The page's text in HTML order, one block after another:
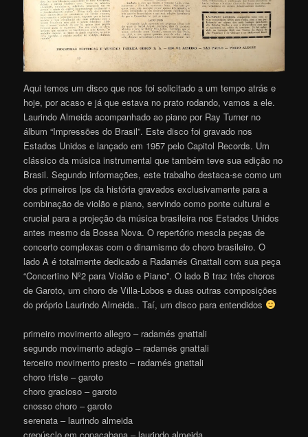
Aqui temos um disco que nos foi solicitado a um tempo atrás e
hoje, por acaso e já que estava no prato rodando, vamos a ele.
Laurindo Almeida acompanhado ao piano por Ray Turner no
álbum “Impressões do Brasil”. Este disco foi gravado nos
Estados Unidos e lançado em 1957 pelo Capitol Records. Um
clássico da música instrumental que também teve sua edição no
Brasil. Segundo informações, este trabalho destaca-se como um
dos primeiros lps da história gravados exclusivamente para a
combinação de violão e piano, servindo como ponte cultural e
crucial para a projeção da música brasileira nos Estados Unidos
antes mesmo da Bossa Nova. O repertório mescla peças de
concerto complexas com o dinamismo do choro brasileiro. O
lado A é totalmente dedicado a Radamés Gnattali com sua peça
“Concertino Nº2 para Violão e Piano”. O lado B traz três choros
de Garoto, um choro de Villa-Lobos e duas outras composições
do próprio Laurindo Almeida.. Taí, um disco para entendidos
primeiro movimento allegro – radamés gnattali
segundo movimento adagio – radamés gnattali
terceiro movimento presto – radamés gnattali
choro triste – garoto
choro gracioso – garoto
cnosso choro – garoto
serenata – laurindo almeida